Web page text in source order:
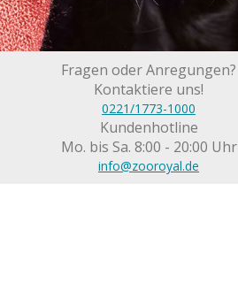
Fragen oder Anregungen?
Kontaktiere uns!
0221/1773-1000
Kundenhotline
Mo. bis Sa. 8:00 - 20:00 Uhr
info@zooroyal.de